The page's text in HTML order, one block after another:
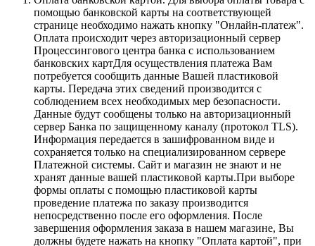
помощью банковской карты на соответствующей
странице необходимо нажать кнопку "Онлайн-платеж".
Оплата происходит через авторизационный сервер
Процессингового центра банка с использованием
банковских картДля осуществления платежа Вам
потребуется сообщить данные Вашей пластиковой
карты. Передача этих сведений производится с
соблюдением всех необходимых мер безопасности.
Данные будут сообщены только на авторизационный
сервер Банка по защищенному каналу (протокол TLS).
Информация передается в зашифрованном виде и
сохраняется только на специализированном сервере
Платежной системы. Сайт и магазин не знают и не
хранят данные вашей пластиковой карты.При выборе
формы оплаты с помощью пластиковой карты
проведение платежа по заказу производится
непосредственно после его оформления. После
завершения оформления заказа в нашем магазине, Вы
должны будете нажать на кнопку "Оплата картой", при